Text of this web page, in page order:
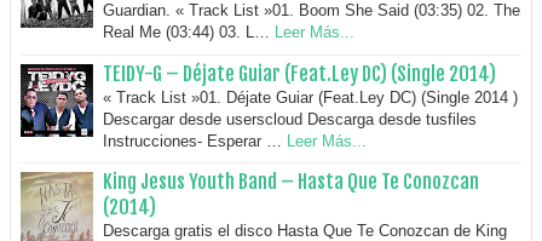
Guardian. « Track List »01. Boom She Said (03:35) 02. The
Real Me (03:44) 03. L… Leer Más...
TEIDY-G – Déjate Guiar (Feat.Ley DC) (Single 2014)
« Track List »01. Déjate Guiar (Feat.Ley DC) (Single 2014 )
Descargar desde userscloud Descarga desde tusfiles
Instrucciones- Esperar …
Leer Más...
King Jesus Youth Band – Hasta Que Te Conozcan
(2014)
Descarga gratis el disco Hasta Que Te Conozcan de King